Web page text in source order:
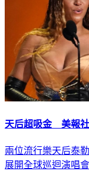
兩位流行樂天后泰